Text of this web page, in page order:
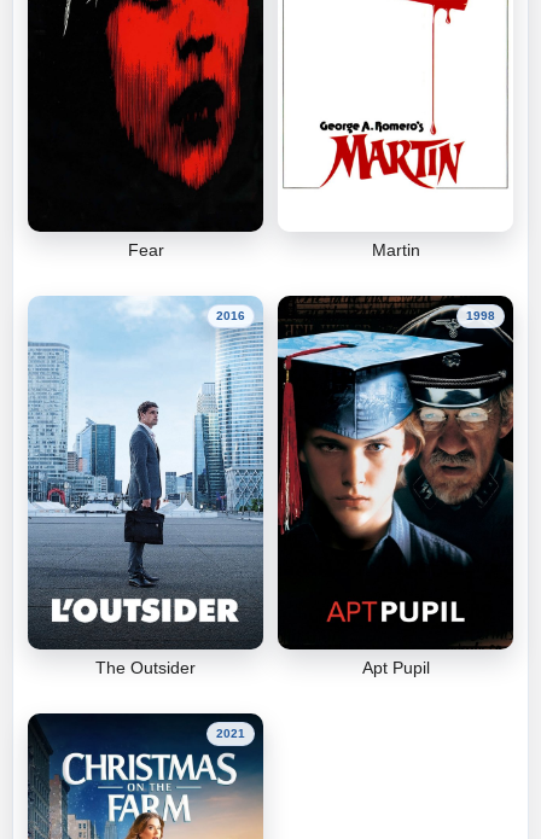
Fear Martin
2016
The Outsider
1998
Apt Pupil
2021